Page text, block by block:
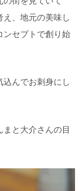
え、地元の美味し
ンセプトで創り始
んでお刺身にし
と大介さんの目